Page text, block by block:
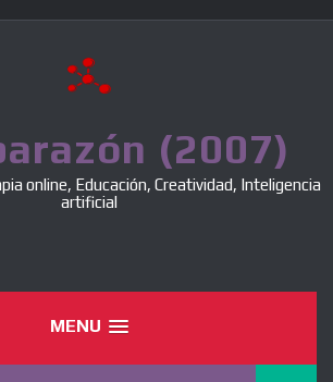
(2007)
online, Educación, Creatividad, Inteligencia
artificial
MENU